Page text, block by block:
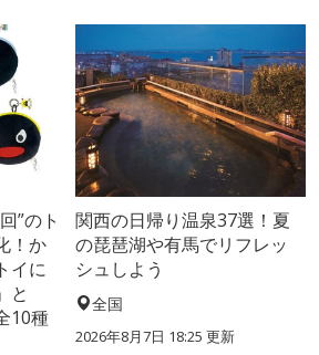
”のト
！か
イに
と
10種
関西の日帰り温泉37選！夏
の琵琶湖や有馬でリフレッ
シュしよう
全国
2026年8月7日 18:25 更新